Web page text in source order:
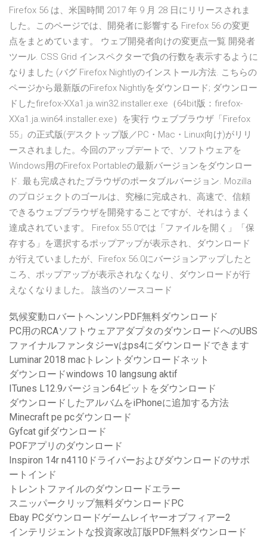
Firefox 56 は、米国時間 2017 年 9 月 28 日にリリースされま
した。このページでは、開発者に影響する Firefox 56 の変更
点をまとめています。 ウェブ開発者向けの変更点一覧 開発者
ツール. CSS Grid インスペクターで負の行数を表示するように
なりました (バグ Firefox Nightlyのインストール方法. こちらの
ページから最新版のFirefox Nightlyをダウンロード; ダウンロー
ドしたfirefox-XXa1.ja.win32.installer.exe（64bit版：firefox-
XXa1.ja.win64.installer.exe）を実行 ウェブブラウザ「Firefox
55」の正式版(デスクトップ版／PC・Mac・Linux向け)がリリ
ースされました。今回のアップデートで、ソフトウェアを
Windows用のFirefox Portableの最新バージョンをダウンロー
ド. 最も完成されたブラウザのポータブルバージョン. Mozilla
のプロジェクトのゴールは、究極に完成され、高速で、信頼
できるウェブブラウザを開発することですが、それはうまく
達成されています。 Firefox 55.0では「ファイルを開く」「保
存する」を選択するポップアップが表示され、ダウンロード
が行えていましたが、Firefox 56.0にバージョンアップしたと
ころ、ポップアップが表示されなくなり、ダウンロードが行
えなくなりました。 該当のソースコード
気候変動ロバートヘンソンPDF無料ダウンロード
PC用のRCAソフトウェアアダプタのダウンロードへのUBS
ファイナルファンタジーvはps4にダウンロードできます
Luminar 2018 macトレントダウンロードネット
ダウンロードwindows 10 langsung aktif
ITunes L12.9バージョン64ビットをダウンロード
ダウンロードしたアルバムをiPhoneに追加する方法
Minecraft pe pcダウンロード
Gyfcat gifダウンロード
POFアプリのダウンロード
Inspiron 14r n4110ドライバーおよびダウンロードのサポ
ートインド
トレントファイルのダウンロードエラー
スニッパークリップ無料ダウンロードPC
Ebay PCダウンロードゲームレイヤーオブフィアー2
インテリジェントな投資家改訂版PDF無料ダウンロード